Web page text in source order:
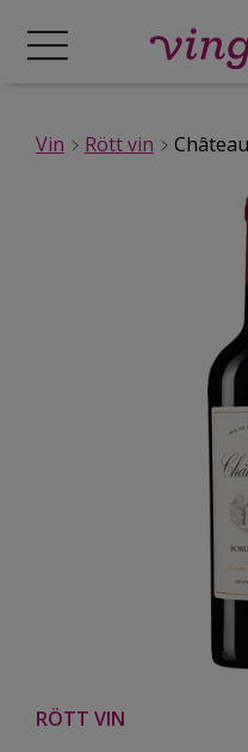
Vin Rött vin
RÖTT VIN